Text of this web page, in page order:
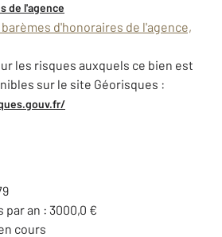
de l'agence
d'honoraires de l'agence,
les risques auxquels ce bien est
sur le site Géorisques :
an : 3000,0 €
cours